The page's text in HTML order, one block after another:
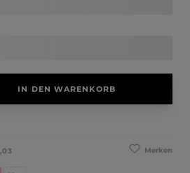
Wert ein oder benutze die
IN DEN WARENKORB
Merken